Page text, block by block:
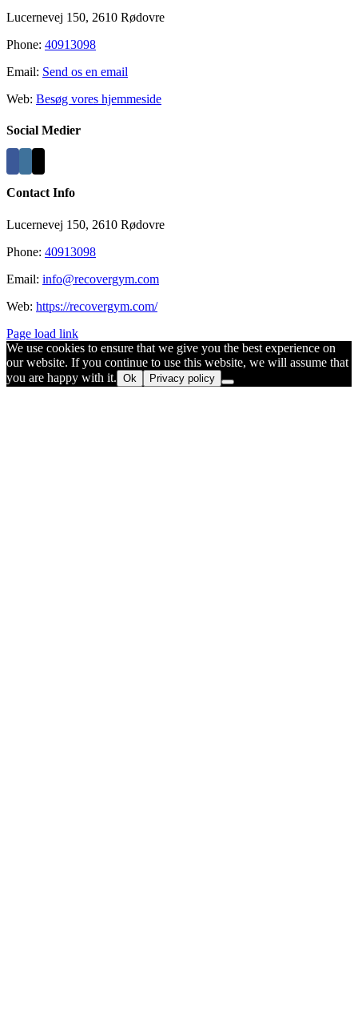
Lucernevej 150, 2610 Rødovre
Phone: 40913098
Email: Send os en email
Web: Besøg vores hjemmeside
Social Medier
Contact Info
Lucernevej 150, 2610 Rødovre
Phone: 40913098
Email: info@recovergym.com
Web: https://recovergym.com/
Page load link
We use cookies to ensure that we give you the best experience on
our website. If you continue to use this website, we will assume that
you are happy with it. Ok Privacy policy